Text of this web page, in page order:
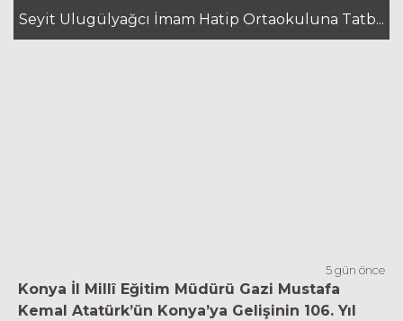
Seyit Ulugülyağcı İmam Hatip Ortaokuluna Tatb...
5 gün önce
Konya İl Millî Eğitim Müdürü Gazi Mustafa
Kemal Atatürk’ün Konya’ya Gelişinin 106. Yıl